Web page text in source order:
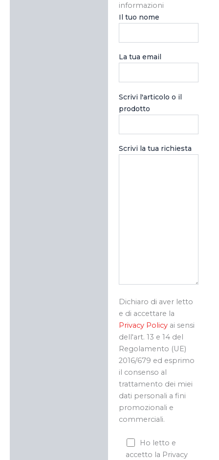
informazioni
Il tuo nome
La tua email
Scrivi l'articolo o il
prodotto
Scrivi la tua richiesta
Dichiaro di aver letto
e di accettare la
Privacy Policyai sensi
dell'art. 13 e 14 del
Regolamento (UE)
2016/679 ed esprimo
il consenso al
trattamento dei miei
dati personali a fini
promozionali e
commerciali.
Ho letto e
accetto la Privacy